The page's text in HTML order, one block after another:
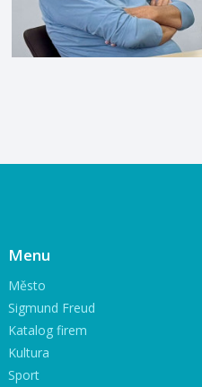
Menu
Město
Sigmund Freud
Katalog firem
Kultura
Sport